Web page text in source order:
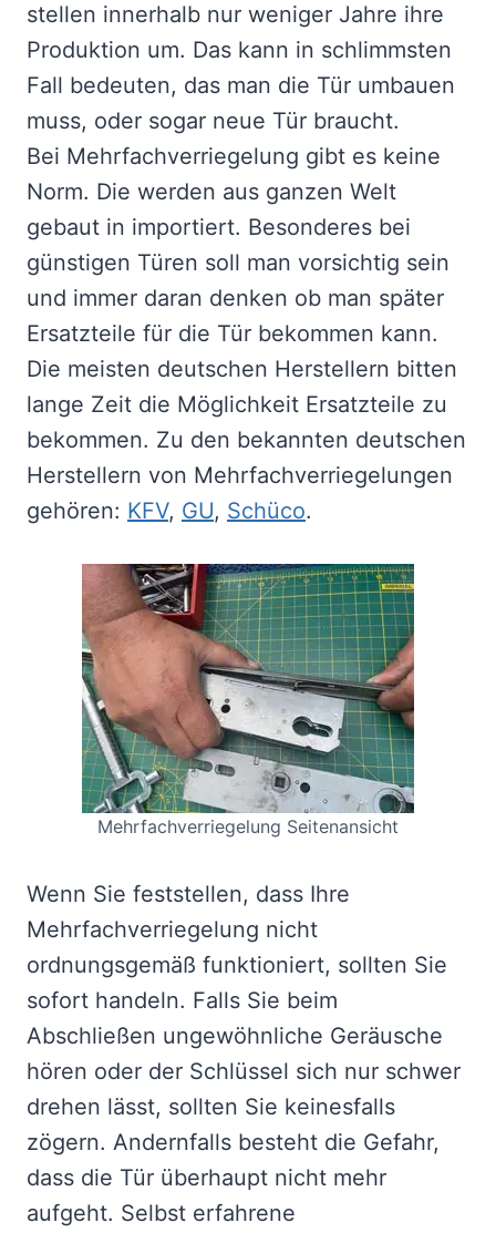
stellen innerhalb nur weniger Jahre ihre
Produktion um. Das kann in schlimmsten
Fall bedeuten, das man die Tür umbauen
muss, oder sogar neue Tür braucht.
Bei Mehrfachverriegelung gibt es keine
Norm. Die werden aus ganzen Welt
gebaut in importiert. Besonderes bei
günstigen Türen soll man vorsichtig sein
und immer daran denken ob man später
Ersatzteile für die Tür bekommen kann.
Die meisten deutschen Herstellern bitten
lange Zeit die Möglichkeit Ersatzteile zu
bekommen. Zu den bekannten deutschen
Herstellern von Mehrfachverriegelungen
gehören: KFV, GU, Schüco.
Mehrfachverriegelung Seitenansicht
Wenn Sie feststellen, dass Ihre
Mehrfachverriegelung nicht
ordnungsgemäß funktioniert, sollten Sie
sofort handeln. Falls Sie beim
Abschließen ungewöhnliche Geräusche
hören oder der Schlüssel sich nur schwer
drehen lässt, sollten Sie keinesfalls
zögern. Andernfalls besteht die Gefahr,
dass die Tür überhaupt nicht mehr
aufgeht. Selbst erfahrene